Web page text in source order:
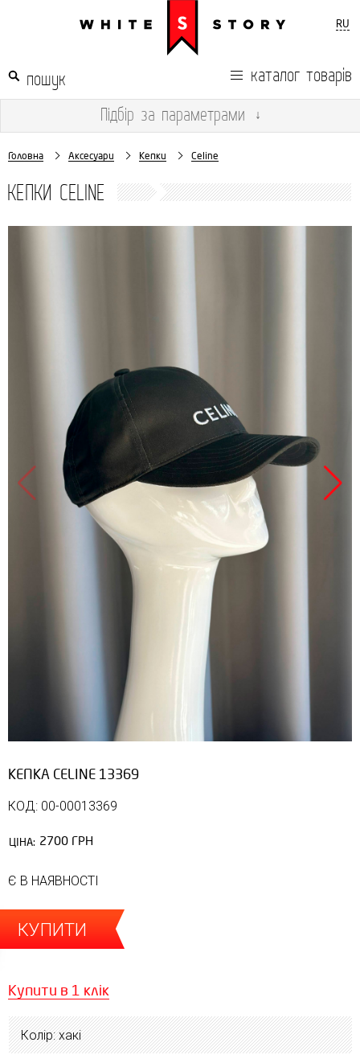
RU
каталог товарів
Підбір за параметрами ↓
Головна Аксесуари Кепки Celine
КЕПКИ CELINE
КЕПКА CELINE 13369
КОД: 00-00013369
ЦІНА: 2700 ГРН
Є В НАЯВНОСТІ
КУПИТИ
Купити в 1 клік
Колір: хакі